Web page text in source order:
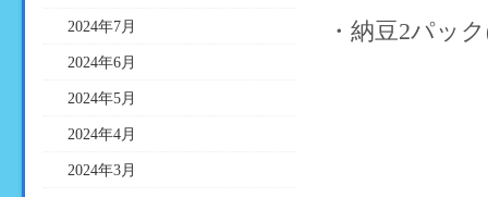
・納豆2パッ
2024年7月
2024年6月
2024年5月
2024年4月
2024年3月